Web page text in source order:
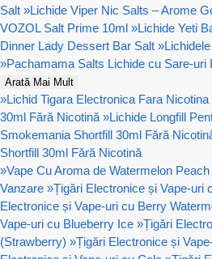
Salt »Lichide Viper Nic Salts – Arome
VOZOL Salt Prime 10ml »Lichide Yeti
Dinner Lady Dessert Bar Salt »
»Pachamama Salts Lichide cu Sare-uri
Arată Mai Mult
»Lichid Tigara Electronica Fara Nicotina
30ml Fără Nicotină »Lichide Longfill
Smokemania Shortfill 30ml Fără
Shortfill 30ml Fără Nicotină
»Vape Cu Aroma de Watermelon
Vanzare »Țigări Electronice și Vape-uri
Electronice și Vape-uri cu Berry
Vape-uri cu Blueberry Ice »Țigări
(Strawberry) »Țigări Electronice și